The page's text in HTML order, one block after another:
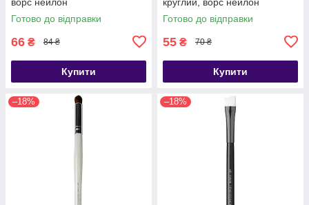
Готово до відправки
66 ₴ 84 ₴
Купити
Готово до відправки
55 ₴ 70 ₴
Купити
–18% –18%